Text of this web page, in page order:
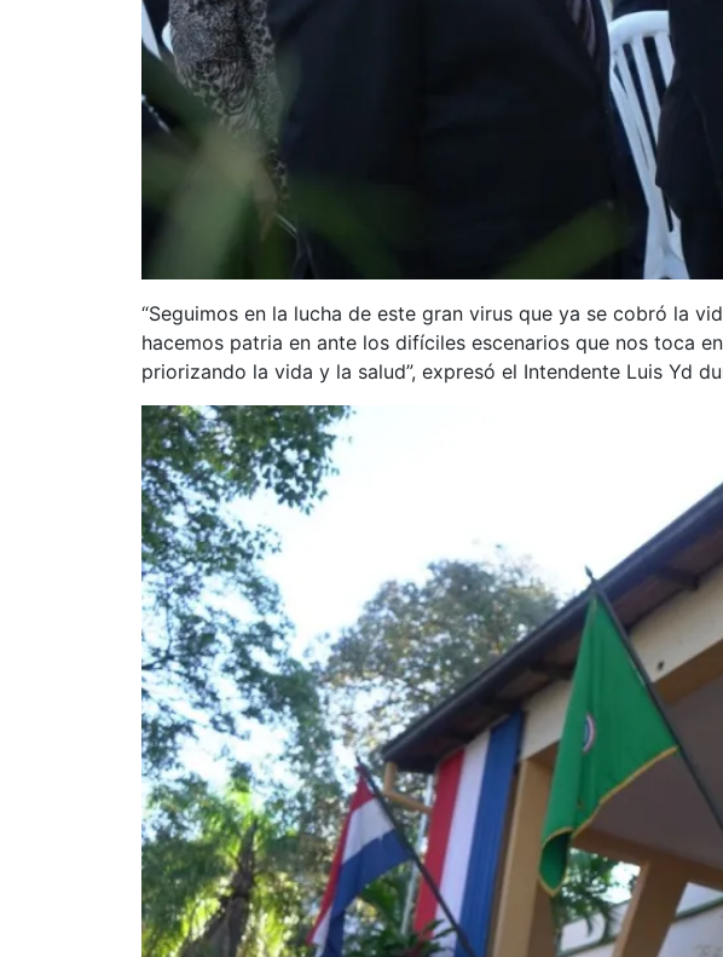
“Seguimos en la lucha de este gran virus que ya se cobró la
hacemos patria en ante los difíciles escenarios que nos toca
priorizando la vida y la salud”, expresó el Intendente Luis Yd